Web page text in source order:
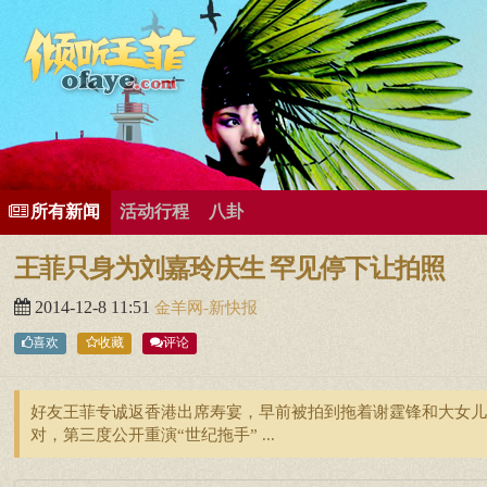
有歌曲专辑
王菲新闻王菲的精美图片王菲精彩视频王菲论坛给王菲留言用户中心王
所有新闻 活动行程 八卦
王菲只身为刘嘉玲庆生 罕见停下让拍照
2014-12-8 11:51 金羊网-新快报
喜欢 收藏 评论
好友王菲专诚返香港出席寿宴，早前被拍到拖着谢霆锋和大女
对，第三度公开重演“世纪拖手” ...